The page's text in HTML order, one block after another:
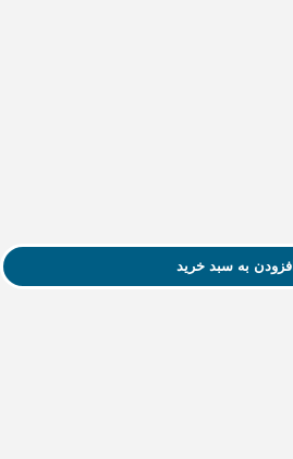
افزودن به سبد خرید